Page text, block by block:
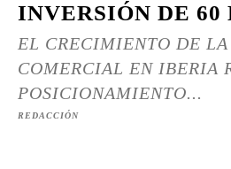
INVERSIÓN DE
EL CRECIMIENTO DE LA
COMERCIAL EN IBERIA
POSICIONAMIENTO...
REDACCIÓN